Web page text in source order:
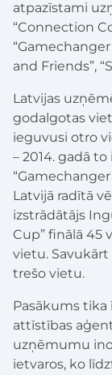
atpazīstami
“Connection
and Friends”,
Latvijas
godalgotas
ieguvusi otro
– 2014. gadā to
Latvijā radītā
izstrādātājs
Cup” finālā 45
vietu. Savukārt
trešo vietu.
Pasākums
attīstības
uzņēmumu
ietvaros, ko